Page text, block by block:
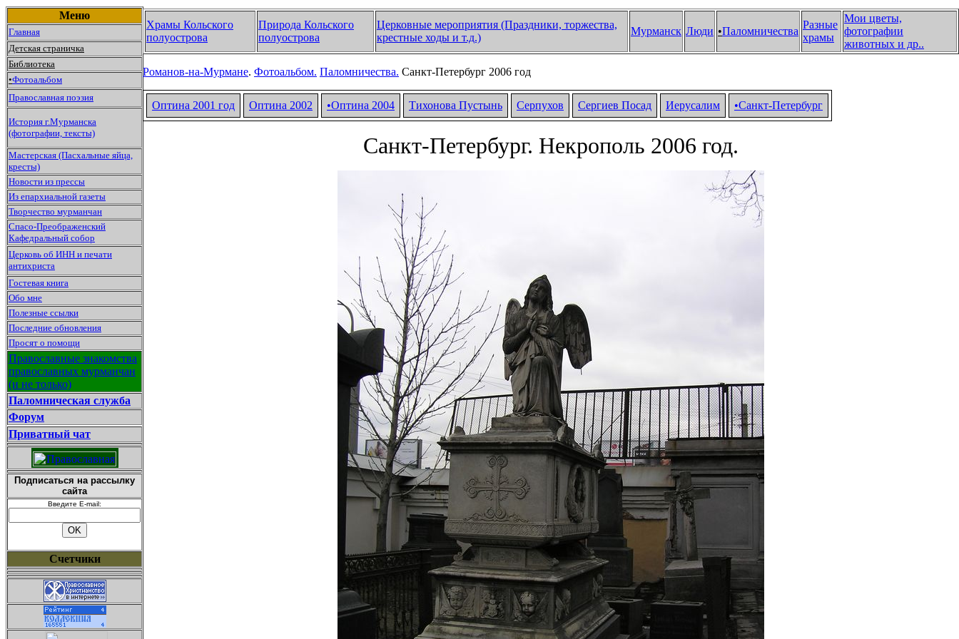
Меню
Главная
Детская страничка
Библиотека
•Фотоальбом
Православная поэзия
История г.Мурманска
(фотографии, тексты)
Мастерская (Пасхальные яйца,
кресты)
Новости из прессы
Из епархиальной газеты
Творчество мурманчан
Спасо-Преображенский
Кафедральный собор
Церковь об ИНН и печати
антихриста
Гостевая книга
Обо мне
Полезные ссылки
Последние обновления
Просят о помощи
Православные знакомства
православных мурманчан
(и не только)
Паломническая служба
Форум
Приватный чат
Подписаться на рассылку
сайта
Введите E-mail:
Счетчики
Храмы Кольского
полуострова
Природа Кольского
полуострова
Церковные мероприятия (Праздники, торжества,
крестные ходы и т.д.)
Мурманск Люди •Паломничества
Разные
храмы
Мои цветы,
фотографии
животных и др..
Романов-на-Мурмане. Фотоальбом. Паломничества. Санкт-Петербург 2006 год
Оптина 2001 год Оптина 2002 •Оптина 2004 Тихонова Пустынь Серпухов Сергиев Посад Иерусалим •Санкт-Петербург
Санкт-Петербург. Некрополь 2006 год.